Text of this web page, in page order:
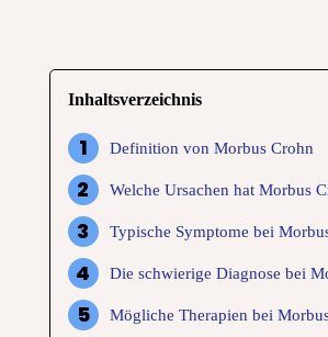
Inhaltsverzeichnis
Definition von Morbus Crohn
Welche Ursachen hat Morbus
Typische Symptome bei
Die schwierige Diagnose bei
Mögliche Therapien bei